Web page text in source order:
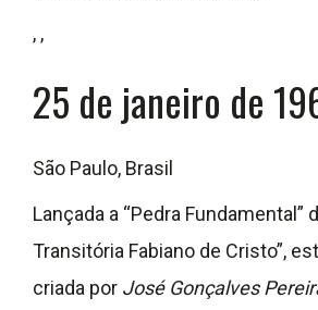
, ,
25 de janeiro de
São Paulo, Brasil
Lançada a “Pedra Fundamental”
Transitória Fabiano de Cristo”,
criada por José Gonçalves